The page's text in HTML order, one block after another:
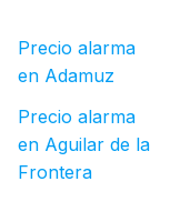
Precio alarma
en Adamuz
Precio alarma
en Aguilar de la
Frontera